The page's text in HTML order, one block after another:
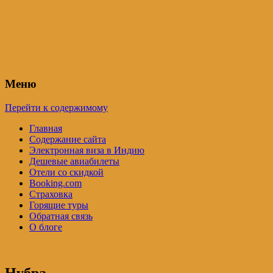
Меню
Перейти к содержимому
Главная
Содержание сайта
Электронная виза в Индию
Дешевые авиабилеты
Отели со скидкой
Booking.com
Страховка
Горящие туры
Обратная связь
О блоге